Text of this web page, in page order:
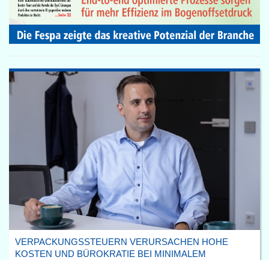
VERPACKUNGSSTEUERN VERURSACHEN HOHE
KOSTEN UND BÜROKRATIE BEI MINIMALEM